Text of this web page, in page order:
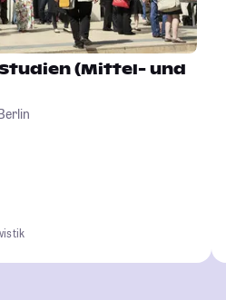
(Mittel- und